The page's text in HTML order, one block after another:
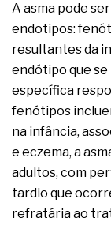
A asma pode
endotipos:
resultantes da
endótipo que
específica
fenótipos
na infância,
e eczema, a
adultos, com
tardio que
refratária ao